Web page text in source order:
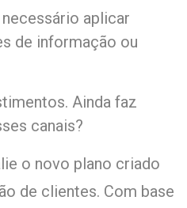
aplicar
de informação ou
Ainda faz
canais?
o novo plano criado
de clientes. Com base